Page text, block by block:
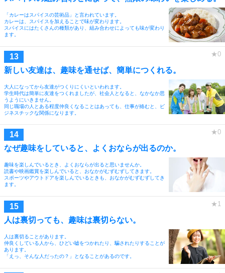
「カレーはスパイスの芸術品」と言われています。
カレーは、スパイスを加えることで味が変わります。
スパイスにはたくさんの種類があり、組み合わせによっても味が変わり
ます。
新しい友達は、趣味を通せば、簡単につくれる。
大人になってから友達がつくりにくいといわれます。
学生時代は簡単に友達をつくれましたが、社会人となると、なかなか思
うようにいきません。
同じ職場の人とある程度仲良くなることはあっても、仕事が絡むと、ビ
ジネスチックな関係になります。
なぜ趣味をしていると、よくおならが出るのか。
趣味を楽しんでいるとき、よくおならが出ると思いませんか。
読書や映画鑑賞を楽しんでいると、おなかがむずむずしてきます。
スポーツやアウトドアを楽しんでいるときも、おなかがむずむずしてき
ます。
人は裏切っても、趣味は裏切らない。
人は裏切ることがあります。
仲良くしている人から、ひどい嘘をつかれたり、騙されたりすることが
あります。
「えっ、そんな人だったの？」となることがあるのです。